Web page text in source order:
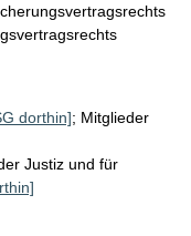
dorthin]; Mitglieder
Justiz und für